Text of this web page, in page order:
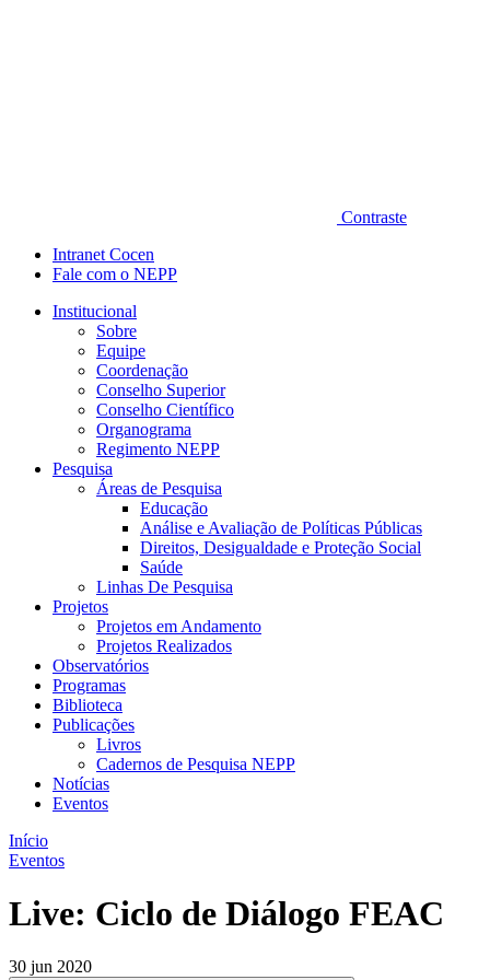
Contraste
Intranet Cocen
Fale com o NEPP
Institucional
Sobre
Equipe
Coordenação
Conselho Superior
Conselho Científico
Organograma
Regimento NEPP
Pesquisa
Áreas de Pesquisa
Educação
Análise e Avaliação de Políticas Públicas
Direitos, Desigualdade e Proteção Social
Saúde
Linhas De Pesquisa
Projetos
Projetos em Andamento
Projetos Realizados
Observatórios
Programas
Biblioteca
Publicações
Livros
Cadernos de Pesquisa NEPP
Notícias
Eventos
Início
Eventos
Live: Ciclo de Diálogo FEAC
30 jun 2020